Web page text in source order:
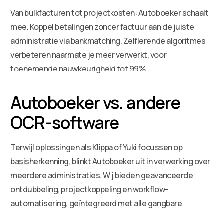
Van bulkfacturen tot projectkosten: Autoboeker schaalt
mee. Koppel betalingen zonder factuur aan de juiste
administratie via bankmatching. Zelflerende algoritmes
verbeteren naarmate je meer verwerkt, voor
toenemende nauwkeurigheid tot 99%.
Autoboeker vs. andere
OCR-software
Terwijl oplossingen als Klippa of Yuki focussen op
basisherkenning, blinkt Autoboeker uit in verwerking over
meerdere administraties. Wij bieden geavanceerde
ontdubbeling, projectkoppeling en workflow-
automatisering, geïntegreerd met alle gangbare